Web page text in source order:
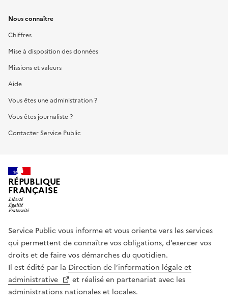
Nous connaître
Chiffres
Mise à disposition des données
Missions et valeurs
Aide
Vous êtes une administration ?
Vous êtes journaliste ?
Contacter Service Public
RÉPUBLIQUE
FRANÇAISE
Service Public vous informe et vous oriente vers les services
qui permettent de connaître vos obligations, d’exercer vos
droits et de faire vos démarches du quotidien.
Il est édité par la Direction de l’information légale et
administrative
et réalisé en partenariat avec les
administrations nationales et locales.